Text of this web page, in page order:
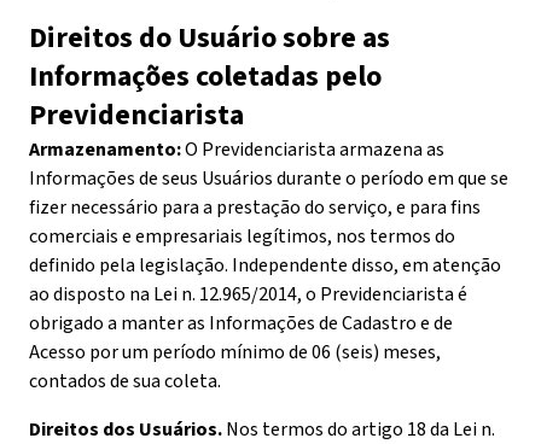
Direitos do Usuário sobre as
Informações coletadas pelo
Previdenciarista
Armazenamento:O Previdenciarista armazena as
Informações de seus Usuários durante o período em que se
fizer necessário para a prestação do serviço, e para fins
comerciais e empresariais legítimos, nos termos do
definido pela legislação. Independente disso, em atenção
ao disposto na Lei n. 12.965/2014, o Previdenciarista é
obrigado a manter as Informações de Cadastro e de
Acesso por um período mínimo de 06 (seis) meses,
contados de sua coleta.
Direitos dos Usuários.Nos termos do artigo 18 da Lei n.